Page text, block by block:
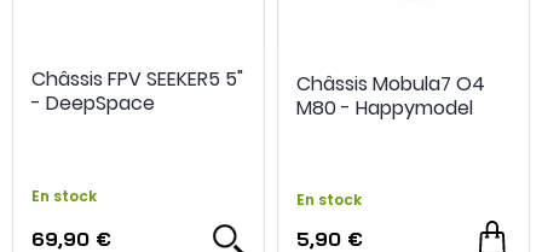
Châssis FPV SEEKER5 5"
- DeepSpace
En stock
69,90 €
Châssis Mobula7 O4
M80 - Happymodel
En stock
5,90 €